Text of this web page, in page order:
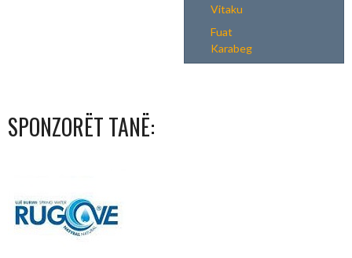
Vitaku
Fuat
Karabeg
SPONZORËT TANË: